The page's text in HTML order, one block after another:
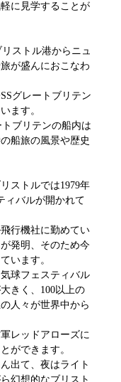
に見学することが
リストル港からニュ
が盛んにおこなわ
グレートブリテン
ます。
ブリテンの船内は
船旅の風景や歴史
ストルでは1979年
ィバルが開かれて
行機社に勤めてい
発明、そのため今
います。
球フェスティバル
きく、100以上の
人々が世界中から
レッドアローズに
ができます。
出て、夜はライト
幻想的なブリスト